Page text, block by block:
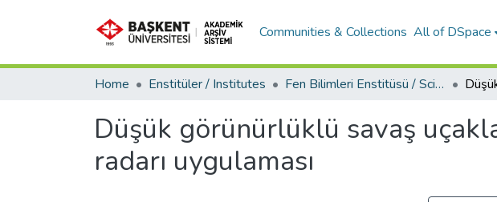
Communities & Collections All of DSpace
Home Enstitüler / Institutes Fen Bilimleri Enstitüsü / Science Institute
Düşük görünürlüklü savaş
radarı uygulaması